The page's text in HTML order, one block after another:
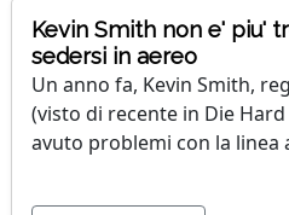
Kevin Smith non e' piu'
sedersi in aereo
Un anno fa, Kevin Smith,
(visto di recente in Die
avuto problemi con la linea